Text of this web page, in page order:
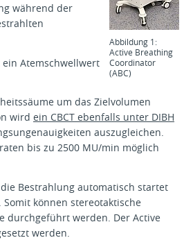
Abbildung 1:
Active Breathing
Coordinator
(ABC)
während der
Atemschwellwert
um das Zielvolumen
wird ein CBCT ebenfalls unter DIBH
auszugleichen.
bis zu 2500 MU/min möglich
Bestrahlung automatisch startet
können stereotaktische
durchgeführt werden. Der Active
werden.